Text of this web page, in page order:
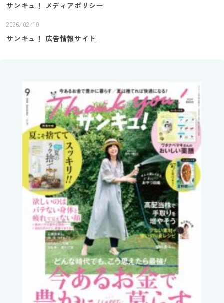
サンキュ！ メディアポリシー
2026/02/10
サンキュ！ 広告情報サイト